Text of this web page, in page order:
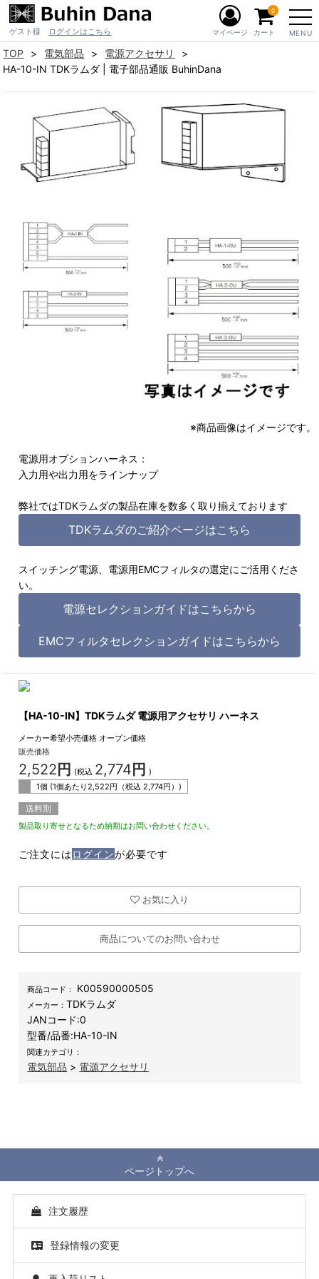
ゲスト様 ログインはこちら MENU
マイページ カート
0
TOP 電気部品
電源アクセサリ
HA-10-IN TDKラムダ | 電子部品通販 BuhinDana
※商品画像はイメージです。
電源用オプションハーネス：
入力用や出力用をラインナップ
弊社ではTDKラムダの製品在庫を数多く取り揃えております
TDKラムダのご紹介ページはこちら
スイッチング電源、電源用EMCフィルタの選定にご活用くださ
い。
電源セレクションガイドはこちらから
EMCフィルタセレクションガイドはこちらから
【HA-10-IN】TDKラムダ 電源用アクセサリ ハーネス
メーカー希望小売価格 オープン価格
販売価格
2,522 円 (税込 2,774 円 )
1個 (1個あたり 2,522円（税込 2,774円）)
送料別
製品取り寄せとなるため納期はお問い合わせください。
ご注文には ログインが必要です
お気に入り
商品についてのお問い合わせ
商品コード： K00590000505
メーカー： TDKラムダ
JANコード:0
型番/品番:HA-10-IN
関連カテゴリ：
電気部品 > 電源アクセサリ
ページトップへ
注文履歴
登録情報の変更